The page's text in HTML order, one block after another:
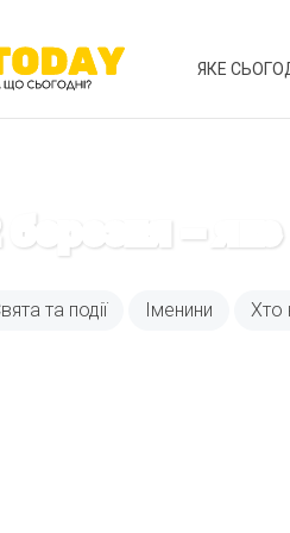
ЯКЕ
березня –
та події Іменини Хто